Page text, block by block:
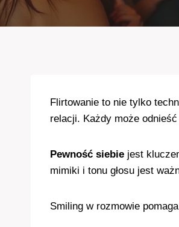
Flirtowanie to nie tylko
relacji. Każdy może
Pewność siebie jest
mimiki i tonu głosu jest
Smiling w rozmowie